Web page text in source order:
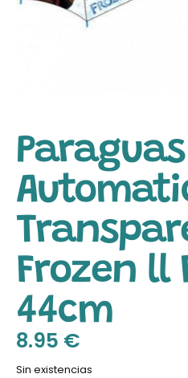
Paraguas
Frozen ll
44cm
8.95 €
Sin existencias